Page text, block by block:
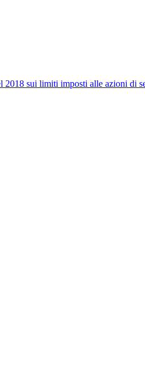
2018 sui limiti imposti alle azioni di